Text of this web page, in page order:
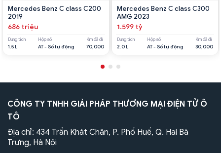
Mercedes Benz C class C200
2019
686 triệu
Dung tích
1.5 L
Hộp số
AT - Số tự động
Km đã đi
70,000
Mercedes Benz C class C300
AMG 2023
1.599 tỷ
Dung tích
2.0 L
Hộp số
AT - Số tự động
Km đã đi
30,000
CÔNG TY TNHH GIẢI PHÁP THƯƠNG MẠI ĐIỆN TỬ Ô
TÔ
Địa chỉ: 434 Trần Khát Chân, P. Phố Huế, Q. Hai Bà
Trưng, Hà Nội